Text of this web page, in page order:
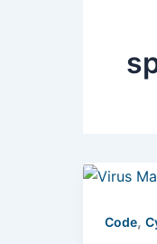
Code,